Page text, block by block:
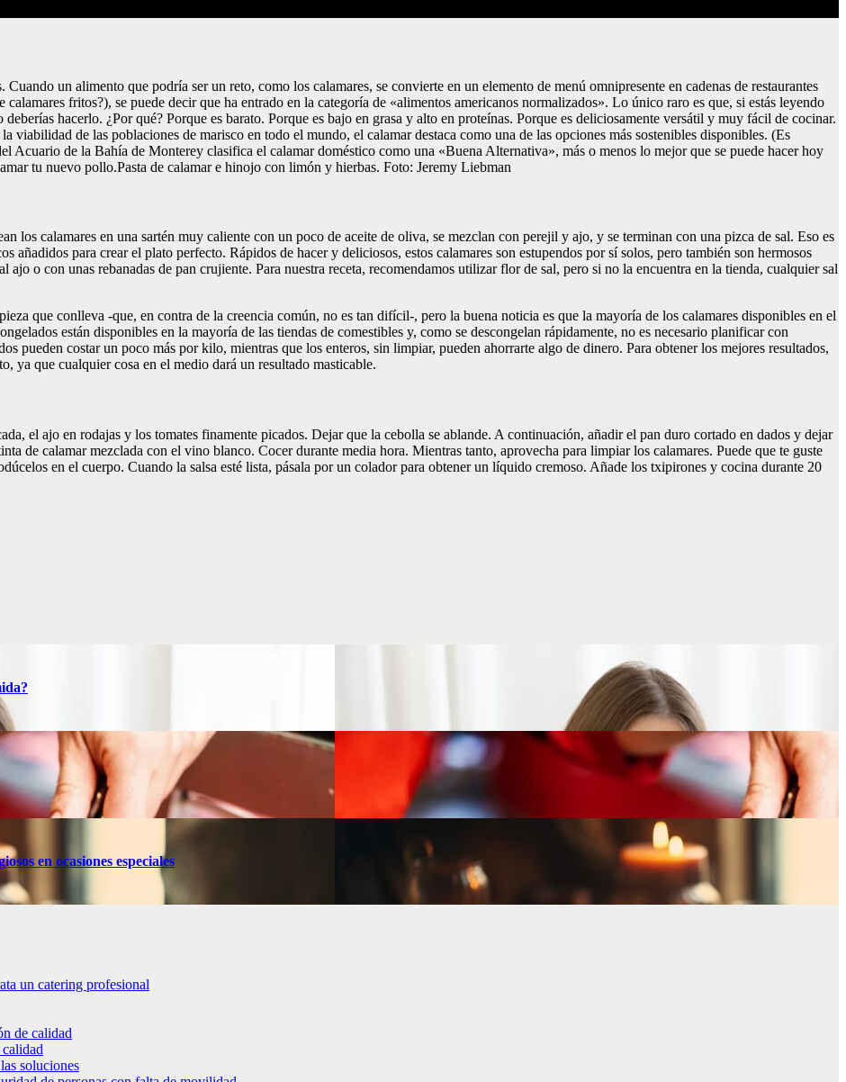
un alimento que podría ser un reto, como los calamares, se convierte en un elemento de menú omnipresente en cadenas de restaurantes
fritos?), se puede decir que ha entrado en la categoría de «alimentos americanos normalizados». Lo único raro es que, si estás leyendo
hacerlo. ¿Por qué? Porque es barato. Porque es bajo en grasa y alto en proteínas. Porque es deliciosamente versátil y muy fácil de cocinar.
viabilidad de las poblaciones de marisco en todo el mundo, el calamar destaca como una de las opciones más sostenibles disponibles. (Es
Acuario de la Bahía de Monterey clasifica el calamar doméstico como una «Buena Alternativa», más o menos lo mejor que se puede hacer hoy
tu nuevo pollo.Pasta de calamar e hinojo con limón y hierbas. Foto: Jeremy Liebman
los calamares en una sartén muy caliente con un poco de aceite de oliva, se mezclan con perejil y ajo, y se terminan con una pizca de sal. Eso es
añadidos para crear el plato perfecto. Rápidos de hacer y deliciosos, estos calamares son estupendos por sí solos, pero también son hermosos
ajo o con unas rebanadas de pan crujiente. Para nuestra receta, recomendamos utilizar flor de sal, pero si no la encuentra en la tienda, cualquier sal
que conlleva -que, en contra de la creencia común, no es tan difícil-, pero la buena noticia es que la mayoría de los calamares disponibles en el
están disponibles en la mayoría de las tiendas de comestibles y, como se descongelan rápidamente, no es necesario planificar con
pueden costar un poco más por kilo, mientras que los enteros, sin limpiar, pueden ahorrarte algo de dinero. Para obtener los mejores resultados,
ya que cualquier cosa en el medio dará un resultado masticable.
el ajo en rodajas y los tomates finamente picados. Dejar que la cebolla se ablande. A continuación, añadir el pan duro cortado en dados y dejar
de calamar mezclada con el vino blanco. Cocer durante media hora. Mientras tanto, aprovecha para limpiar los calamares. Puede que te guste
en el cuerpo. Cuando la salsa esté lista, pásala por un colador para obtener un líquido cremoso. Añade los txipirones y cocina durante 20
en ocasiones especiales
un catering profesional
de calidad
calidad
soluciones